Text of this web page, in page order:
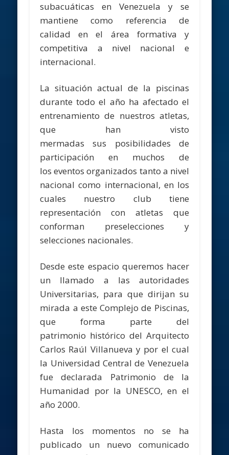
subacuáticas en Venezuela y se
mantiene como referencia de
calidad en el área formativa y
competitiva a nivel nacional e
internacional.
La situación actual de la piscinas
durante todo el año ha afectado el
entrenamiento de nuestros atletas,
que han visto
mermadas sus posibilidades de
participación en muchos de
los eventos organizados tanto a nivel
nacional como internacional, en los
cuales nuestro club tiene
representación con atletas que
conforman preselecciones y
selecciones nacionales.
Desde este espacio queremos hacer
un llamado a las autoridades
Universitarias, para que dirijan su
mirada a este Complejo de Piscinas,
que forma parte del
patrimonio histórico del Arquitecto
Carlos Raúl Villanueva y por el cual
la Universidad Central de Venezuela
fue declarada Patrimonio de la
Humanidad por la UNESCO, en el
año 2000.
Hasta los momentos no se ha
publicado un nuevo comunicado